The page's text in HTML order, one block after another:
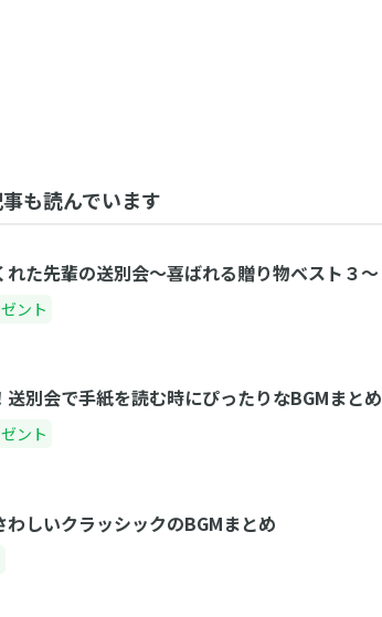
も読んでいます
れた先輩の送別会〜喜ばれる贈り物ベスト３〜
ント
送別会で手紙を読む時にぴったりなBGMまとめ
ント
わしいクラッシックのBGMまとめ